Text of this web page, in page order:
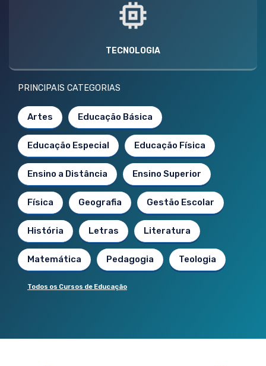
TECNOLOGIA
PRINCIPAIS CATEGORIAS
Artes Educação Básica
Educação Especial Educação Física
Ensino a Distância Ensino Superior
Física Geografia Gestão Escolar
História Letras Literatura
Matemática Pedagogia Teologia
Todos os Cursos de Educação